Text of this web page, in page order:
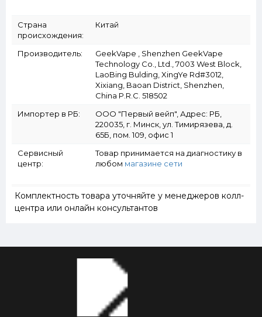
Страна
происхождения:
Китай
Производитель:
GeekVape , Shenzhen GeekVape
Technology Co., Ltd., 7003 West Block,
LaoBing Bulding, XingYe Rd#3012,
Xixiang, Baoan District, Shenzhen,
China P.R.C. 518502
Импортер в РБ:
ООО "Первый вейп", Адрес: РБ,
220035, г. Минск, ул. Тимирязева, д.
65Б, пом. 109, офис 1
Сервисный
центр:
Товар принимается на диагностику в
любом магазине сети
Комплектность товара уточняйте у менеджеров колл-
центра или онлайн консультантов